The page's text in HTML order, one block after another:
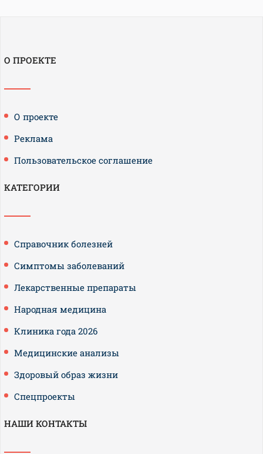
О ПРОЕКТЕ
О проекте
Реклама
Пользовательское соглашение
КАТЕГОРИИ
Справочник болезней
Симптомы заболеваний
Лекарственные препараты
Народная медицина
Клиника года 2026
Медицинские анализы
Здоровый образ жизни
Спецпроекты
НАШИ КОНТАКТЫ